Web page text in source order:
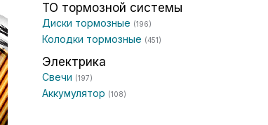
ТО тормозной системы
Диски тормозные (196)
Колодки тормозные (451)
Электрика
Свечи (197)
Аккумулятор (108)